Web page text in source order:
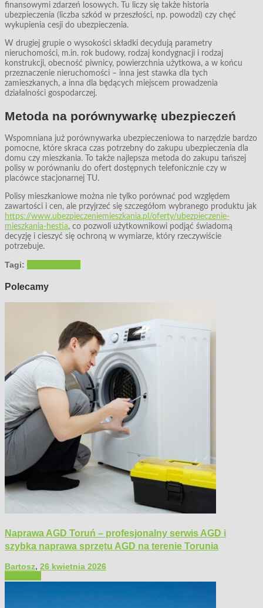
finansowymi zdarzeń losowych. Tu liczy się także historia
ubezpieczenia (liczba szkód w przeszłości, np. powodzi) czy chęć
wykupienia cesji do ubezpieczenia.
W drugiej grupie o wysokości składki decydują parametry
nieruchomości, m.in. rok budowy, rodzaj kondygnacji i rodzaj
konstrukcji, obecność piwnicy, powierzchnia użytkowa, a w końcu
przeznaczenie nieruchomości – inna jest stawka dla tych
zamieszkanych, a inna dla będących miejscem prowadzenia
działalności gospodarczej.
Metoda na porównywarkę ubezpieczeń
Wspomniana już porównywarka ubezpieczeniowa to narzędzie bardzo
pomocne, które skraca czas potrzebny do zakupu ubezpieczenia dla
domu czy mieszkania. To także najlepsza metoda do zakupu tańszej
polisy w porównaniu do ofert dostępnych telefonicznie czy w
placówce stacjonarnej TU.
Polisy mieszkaniowe można nie tylko porównać pod względem
zawartości i cen, ale przyjrzeć się szczegółom wybranego produktu jak
https://www.ubezpieczeniemieszkania.pl/oferty/ubezpieczenie-
mieszkania-hestia, co pozwoli użytkownikowi podjąć świadomą
decyzję i cieszyć się ochroną w wymiarze, który rzeczywiście
potrzebuje.
Tagi:
Polecamy
Naprawa AGD Toruń – profesjonalny serwis AGD i
szybka naprawa sprzętu AGD na terenie Torunia
Bartosz, 26 kwietnia 2026